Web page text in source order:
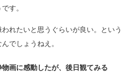
す。
れたいと思うぐらいが良い。という
でしょうねえ。
画に感動したが、後日観てみる